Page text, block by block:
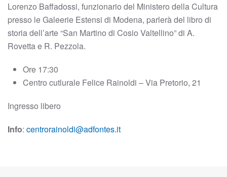
Lorenzo Baffadossi, funzionario del Ministero della Cultura
presso le Galeerie Estensi di Modena, parlerà del libro di
storia dell’arte “San Martino di Cosio Valtellino” di A.
Rovetta e R. Pezzola.
Ore 17:30
Centro cutlurale Felice Rainoldi – Via Pretorio, 21
Ingresso libero
Info: centrorainoldi@adfontes.it